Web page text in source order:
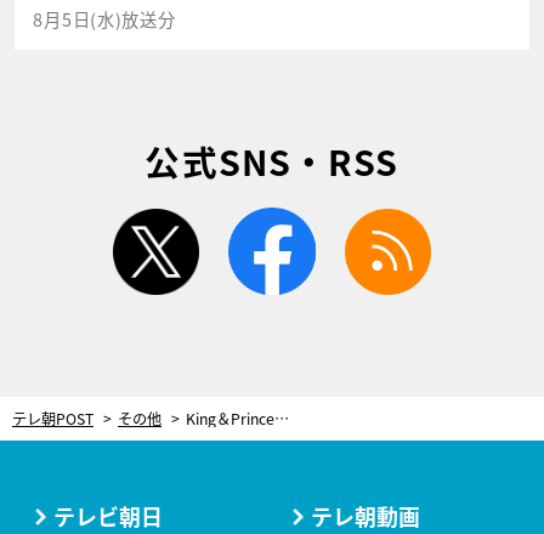
8月5日(水)放送分
公式SNS・RSS
twitter facebook
テレ朝POST その他 King＆Prince神宮寺勇太、「うんこはなんでうんこと呼ぶ？」と素朴すぎる疑問
テレビ朝日 テレ朝動画